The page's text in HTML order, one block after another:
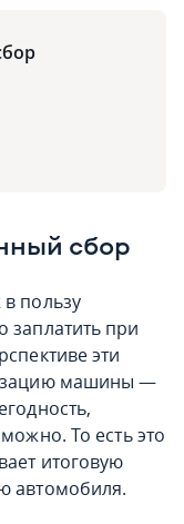
сбор
пользу
заплатить при
эти
машины —
То есть это
итоговую
автомобиля.